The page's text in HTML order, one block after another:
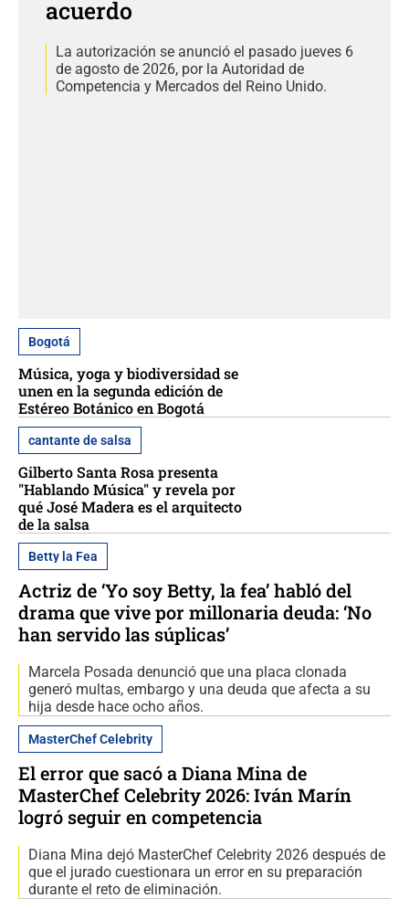
acuerdo
La autorización se anunció el pasado jueves 6
de agosto de 2026, por la Autoridad de
Competencia y Mercados del Reino Unido.
Bogotá
Música, yoga y biodiversidad se
unen en la segunda edición de
Estéreo Botánico en Bogotá
cantante de salsa
Gilberto Santa Rosa presenta
"Hablando Música" y revela por
qué José Madera es el arquitecto
de la salsa
Betty la Fea
Actriz de ‘Yo soy Betty, la fea’ habló del
drama que vive por millonaria deuda: ‘No
han servido las súplicas’
Marcela Posada denunció que una placa clonada
generó multas, embargo y una deuda que afecta a su
hija desde hace ocho años.
MasterChef Celebrity
El error que sacó a Diana Mina de
MasterChef Celebrity 2026: Iván Marín
logró seguir en competencia
Diana Mina dejó MasterChef Celebrity 2026 después de
que el jurado cuestionara un error en su preparación
durante el reto de eliminación.